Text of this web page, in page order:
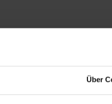
Über